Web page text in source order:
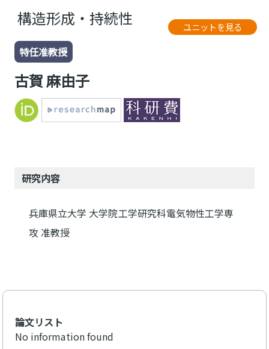
構造形成・持続性 ユニットを見る
特任准教授
古賀 麻由子
研究内容
兵庫県立大学 大学院工学研究科電気物性工学専
攻 准教授
論文リスト
No information found